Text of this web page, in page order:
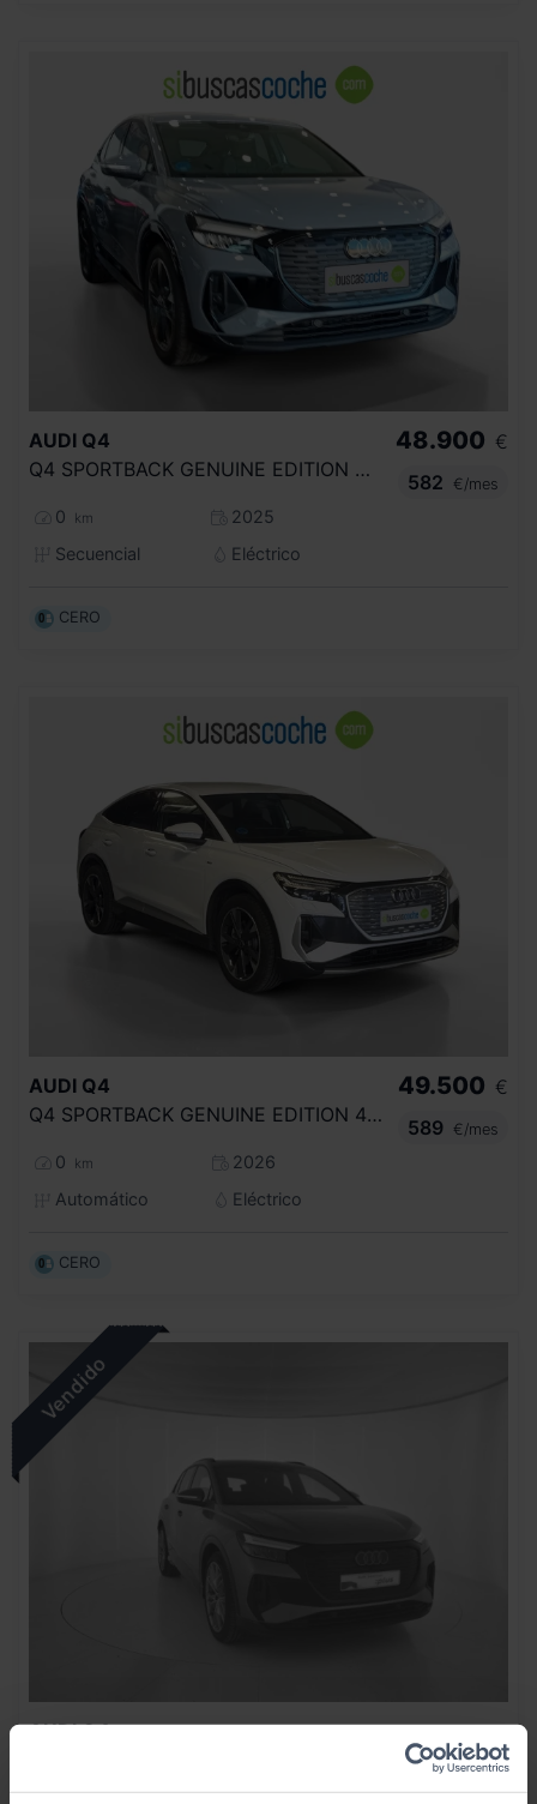
AUDI Q4
Q4 SPORTBACK GENUINE EDITION 45 E TRON 210,00 KW 77,0 KWH
0 km
2025
Secuencial
Eléctrico
48.900 €
582
€/mes
CERO
AUDI Q4
Q4 SPORTBACK GENUINE EDITION 45 E TRON 210,00 KW 77,0 KWH
0 km
2026
Automático
Eléctrico
49.500 €
589
€/mes
CERO
AUDI Q4
GENUINE EDITION 45 E TRON 210KW 82KWH